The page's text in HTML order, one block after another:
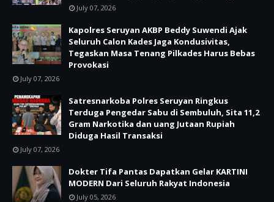
July 07, 2026
Kapolres Seruyan AKBP Beddy Suwendi Ajak
Seluruh Calon Kades Jaga Kondusivitas,
Tegaskan Masa Tenang Pilkades Harus Bebas
Provokasi
July 07, 2026
Satresnarkoba Polres Seruyan Ringkus
Terduga Pengedar Sabu di Sembuluh, Sita 11,2
Gram Narkotika dan uang Jutaan Rupiah
Diduga Hasil Transaksi
July 07, 2026
Dokter Tifa Pantas Dapatkan Gelar KARTINI
MODERN Dari Seluruh Rakyat Indonesia
July 05, 2026